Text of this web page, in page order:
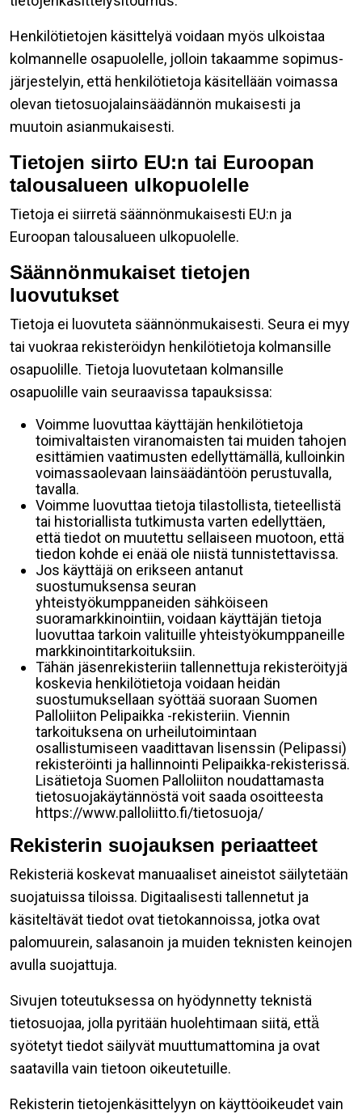
Henkilötietojen käsittelyä voidaan myös ulkoistaa
kolmannelle osapuolelle, jolloin takaamme sopimus-
järjestelyin, että henkilötietoja käsitellään voimassa
olevan tietosuojalainsäädännön mukaisesti ja
muutoin asianmukaisesti.
Tietojen siirto EU:n tai Euroopan
talousalueen ulkopuolelle
Tietoja ei siirretä säännönmukaisesti EU:n ja
Euroopan talousalueen ulkopuolelle.
Säännönmukaiset tietojen
luovutukset
Tietoja ei luovuteta säännönmukaisesti. Seura ei myy
tai vuokraa rekisteröidyn henkilötietoja kolmansille
osapuolille. Tietoja luovutetaan kolmansille
osapuolille vain seuraavissa tapauksissa:
Voimme luovuttaa käyttäjän henkilötietoja
toimivaltaisten viranomaisten tai muiden tahojen
esittämien vaatimusten edellyttämällä, kulloinkin
voimassaolevaan lainsäädäntöön perustuvalla,
tavalla.
Voimme luovuttaa tietoja tilastollista, tieteellistä
tai historiallista tutkimusta varten edellyttäen,
että tiedot on muutettu sellaiseen muotoon, että
tiedon kohde ei enää ole niistä tunnistettavissa.
Jos käyttäjä on erikseen antanut
suostumuksensa seuran
yhteistyökumppaneiden sähköiseen
suoramarkkinointiin, voidaan käyttäjän tietoja
luovuttaa tarkoin valituille yhteistyökumppaneille
markkinointitarkoituksiin.
Tähän jäsenrekisteriin tallennettuja rekisteröityjä
koskevia henkilötietoja voidaan heidän
suostumuksellaan syöttää suoraan Suomen
Palloliiton Pelipaikka -rekisteriin. Viennin
tarkoituksena on urheilutoimintaan
osallistumiseen vaadittavan lisenssin (Pelipassi)
rekisteröinti ja hallinnointi Pelipaikka-rekisterissä.
Lisätietoja Suomen Palloliiton noudattamasta
tietosuojakäytännöstä voit saada osoitteesta
https://www.palloliitto.fi/tietosuoja/
Rekisterin suojauksen periaatteet
Rekisteriä koskevat manuaaliset aineistot säilytetään
suojatuissa tiloissa. Digitaalisesti tallennetut ja
käsiteltävät tiedot ovat tietokannoissa, jotka ovat
palomuurein, salasanoin ja muiden teknisten keinojen
avulla suojattuja.
Sivujen toteutuksessa on hyödynnetty teknistä
tietosuojaa, jolla pyritään huolehtimaan siitä, että̈
syötetyt tiedot säilyvät muuttumattomina ja ovat
saatavilla vain tietoon oikeutetuille.
Rekisterin tietojenkäsittelyyn on käyttöoikeudet vain